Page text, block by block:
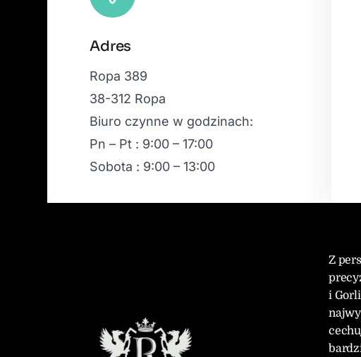
Adres
Ropa 389
38-312 Ropa
Biuro czynne w godzinach:
Pn – Pt : 9:00 – 17:00
Sobota : 9:00 – 13:00
Z
i